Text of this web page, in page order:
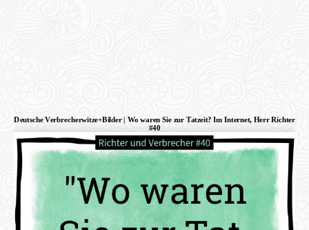
Deutsche Verbrecherwitze+Bilder | Wo waren Sie zur Tatzeit? Im Internet, Herr Richter
#40